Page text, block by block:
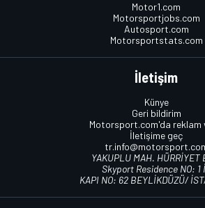
Motor1.com
Motorsportjobs.com
Autosport.com
Motorsportstats.com
İletişim
Künye
Geri bildirim
Motorsport.com'da reklam
İletişime geç
YAKUPLU MAH. HÜRRİYET
Skyport Residence NO: 1
KAPI NO: 62 BEYLİKDÜZÜ/